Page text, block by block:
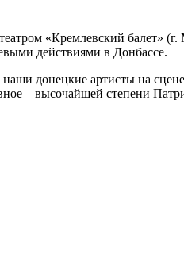
«Кремлевский балет»
действиями в Донбассе.
донецкие артисты на
– высочайшей степени